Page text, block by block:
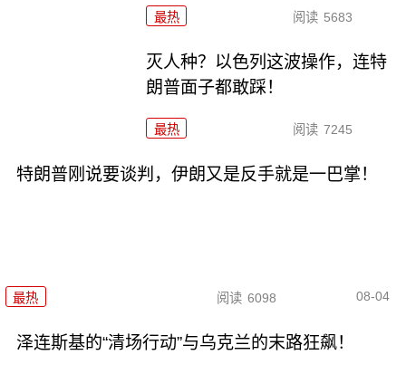
最热 阅读 5683
灭人种？以色列这波操作，连特
朗普面子都敢踩！
最热 阅读 7245
特朗普刚说要谈判，伊朗又是反手就是一巴掌！
最热 阅读 6098 08-04
泽连斯基的“清场行动”与乌克兰的末路狂飙！